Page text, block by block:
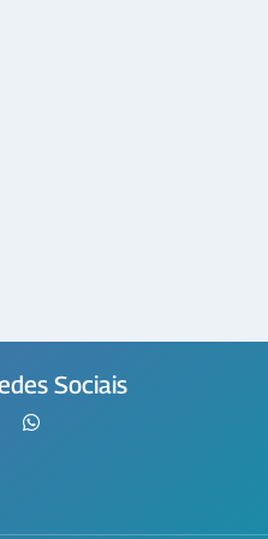
Sociais